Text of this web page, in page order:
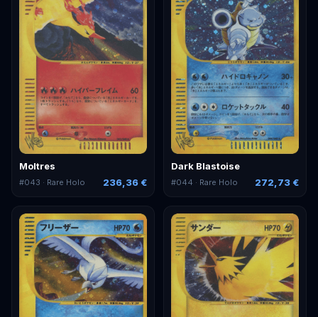
Moltres
#043 · Rare Holo 236,36 €
Dark Blastoise
#044 · Rare Holo 272,73 €